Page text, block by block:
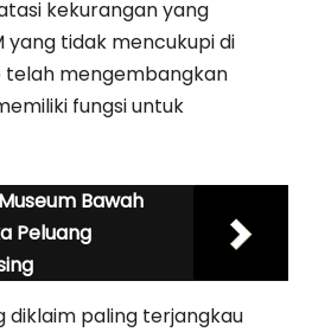
kekurangan yang
yang tidak mencukupi di
telah mengembangkan
fungsi untuk
Bawah
Peluang
diklaim paling terjangkau